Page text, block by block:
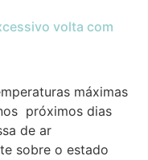
volta com
máximas
próximos dias
de ar
sobre o estado